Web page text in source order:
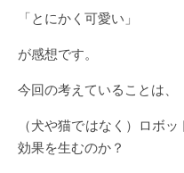
「とにかく可愛い」
が感想です。
今回の考えていることは、
（犬や猫ではなく）ロボ
効果を生むのか？